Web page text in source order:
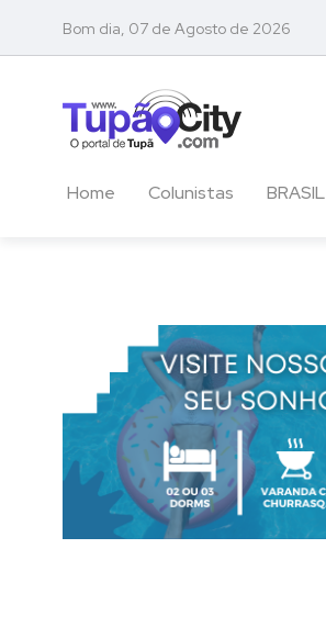
Bom dia, 07 de Agosto de 2026
Home Colunistas BRASIL